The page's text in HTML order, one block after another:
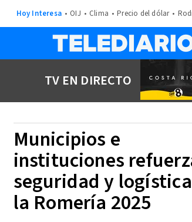
Hoy Interesa OIJ Clima Precio del dólar
TV EN DIRECTO
Municipios e
instituciones
seguridad y
la Romería 2025